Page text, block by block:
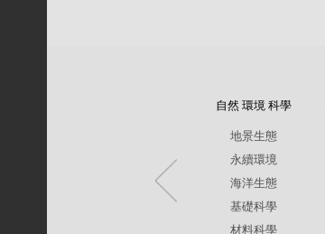
自然 環境 科學
地景生態
永續環境
海洋生態
基礎科學
材料科學